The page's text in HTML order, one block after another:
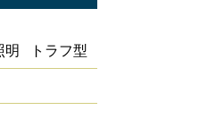
明 トラフ型